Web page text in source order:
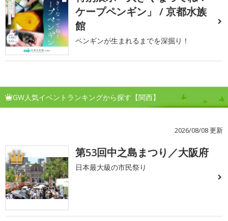
ケープペンギン」 / 京都水族
館
ペンギンが生まれるまでを深掘り！
GW人気イベントランキングから探す【関西】
2026/08/08 更新
1 第53回中之島まつり／大阪府
日本最大級の市民祭り